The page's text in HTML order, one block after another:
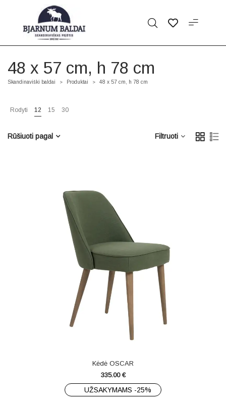
48 x 57 cm, h 78 cm
Skandinaviški baldai > Produktai > 48 x 57 cm, h 78 cm
Rodyti 12 15 30
Filtruoti
Rūšiuoti pagal
Kėdė OSCAR
335.00 €
UŽSAKYMAMS -25%